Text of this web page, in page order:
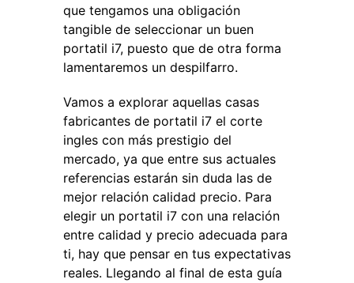
que tengamos una obligación
tangible de seleccionar un buen
portatil i7, puesto que de otra forma
lamentaremos un despilfarro.
Vamos a explorar aquellas casas
fabricantes de portatil i7 el corte
ingles con más prestigio del
mercado, ya que entre sus actuales
referencias estarán sin duda las de
mejor relación calidad precio. Para
elegir un portatil i7 con una relación
entre calidad y precio adecuada para
ti, hay que pensar en tus expectativas
reales. Llegando al final de esta guía